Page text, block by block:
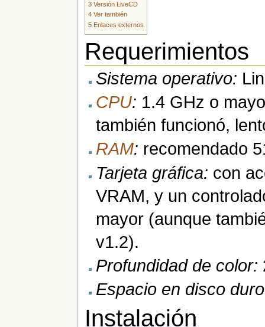
3 Versión LiveCD
4 Ver también
5 Enlaces externos
Requerimientos
Sistema operativo:
CPU: 1.4 GHz o
también funcionó,
RAM: recomendado
Tarjeta gráfica: con
VRAM, y un
mayor (aunque
v1.2).
Profundidad de color:
Espacio en disco
Instalación